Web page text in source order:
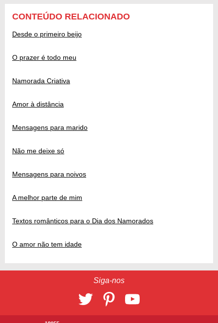
CONTEÚDO RELACIONADO
Desde o primeiro beijo
O prazer é todo meu
Namorada Criativa
Amor à distância
Mensagens para marido
Não me deixe só
Mensagens para noivos
A melhor parte de mim
Textos românticos para o Dia dos Namorados
O amor não tem idade
Siga-nos